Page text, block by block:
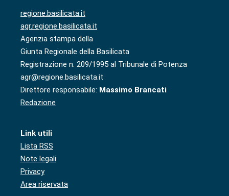
regione.basilicata.it
agr.regione.basilicata.it
Agenzia stampa della
Giunta Regionale della Basilicata
Registrazione n. 209/1995 al Tribunale di Potenza
agr@regione.basilicata.it
Direttore responsabile: Massimo Brancati
Redazione
Link utili
Lista RSS
Note legali
Privacy
Area riservata